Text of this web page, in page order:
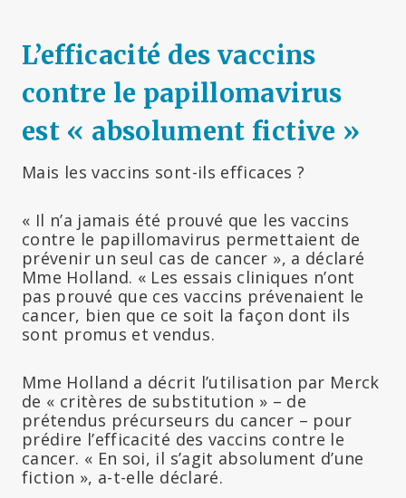
L’efficacité des vaccins
contre le papillomavirus
est « absolument fictive »
Mais les vaccins sont-ils efficaces ?
« Il n’a jamais été prouvé que les vaccins
contre le papillomavirus permettaient de
prévenir un seul cas de cancer », a déclaré
Mme Holland. « Les essais cliniques n’ont
pas prouvé que ces vaccins prévenaient le
cancer, bien que ce soit la façon dont ils
sont promus et vendus.
Mme Holland a décrit l’utilisation par Merck
de « critères de substitution » – de
prétendus précurseurs du cancer – pour
prédire l’efficacité des vaccins contre le
cancer. « En soi, il s’agit absolument d’une
fiction », a-t-elle déclaré.